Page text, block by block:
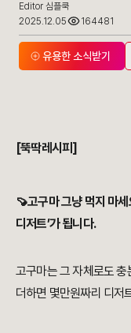
Editor 심플쿡
2025.12.05
164481
유용한 소식받기
고구마 그냥 굽지 마세요.
[뚝딱레시피]
🍠고구마 그냥 먹지 마
디저트’가 됩니다.
고구마는 그 자체로도
더하면 몇만원짜리 디저